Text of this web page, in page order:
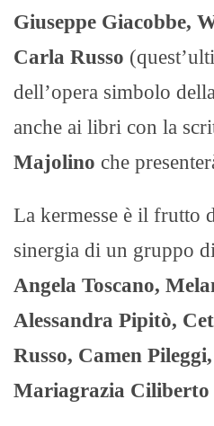
Giuseppe Giacobbe,
Carla Russo
dell’opera simbolo
anche ai libri con la
Majolino che
La kermesse è il frutto
sinergia di un gruppo
Angela Toscano,
Alessandra Pipitò,
Russo, Camen
Mariagrazia Ciliberto